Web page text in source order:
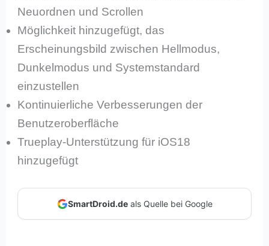
Neuordnen und Scrollen
Möglichkeit hinzugefügt, das
Erscheinungsbild zwischen Hellmodus,
Dunkelmodus und Systemstandard
einzustellen
Kontinuierliche Verbesserungen der
Benutzeroberfläche
Trueplay-Unterstützung für iOS18
hinzugefügt
SmartDroid.deals Quelle bei Google